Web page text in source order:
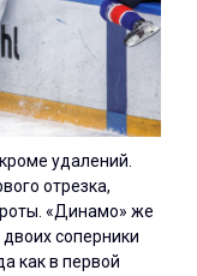
удалений.
отрезка,
«Динамо» же
соперники
как в первой